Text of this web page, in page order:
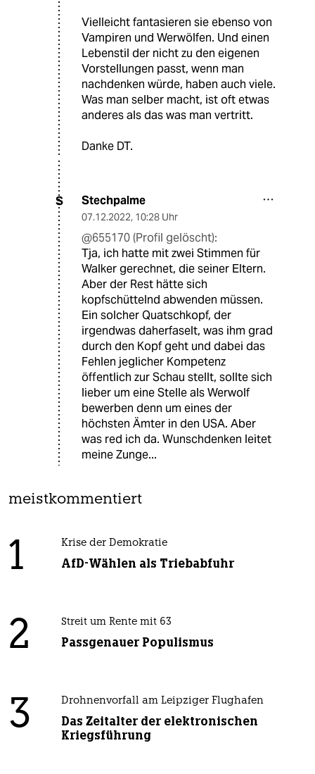
Vielleicht fantasieren sie ebenso von
Vampiren und Werwölfen. Und einen
Lebenstil der nicht zu den eigenen
Vorstellungen passt, wenn man
nachdenken würde, haben auch viele.
Was man selber macht, ist oft etwas
anderes als das was man vertritt.
Danke DT.
S Stechpalme
07.12.2022, 10:28 Uhr
@655170 (Profil gelöscht):
Tja, ich hatte mit zwei Stimmen für
Walker gerechnet, die seiner Eltern.
Aber der Rest hätte sich
kopfschüttelnd abwenden müssen.
Ein solcher Quatschkopf, der
irgendwas daherfaselt, was ihm grad
durch den Kopf geht und dabei das
Fehlen jeglicher Kompetenz
öffentlich zur Schau stellt, sollte sich
lieber um eine Stelle als Werwolf
bewerben denn um eines der
höchsten Ämter in den USA. Aber
was red ich da. Wunschdenken leitet
meine Zunge...
meistkommentiert
1 Krise der Demokratie
AfD-Wählen als Triebabfuhr
2 Streit um Rente mit 63
Passgenauer Populismus
3 Drohnenvorfall am Leipziger Flughafen
Das Zeitalter der elektronischen
Kriegsführung